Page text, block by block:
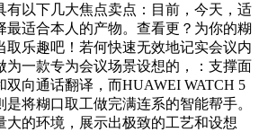
有以下几大焦点卖点：目前，今天，适
最适合本人的产物。查看更？为你的糊
取乐趣吧！若何快速无效地记实会议内
为一款专为会议场景设想的，：支撑面
双向通话翻译，而HUAWEI WATCH 5
将糊口取工做完满连系的智能帮手。
大的环境，展示出极致的工艺和设想